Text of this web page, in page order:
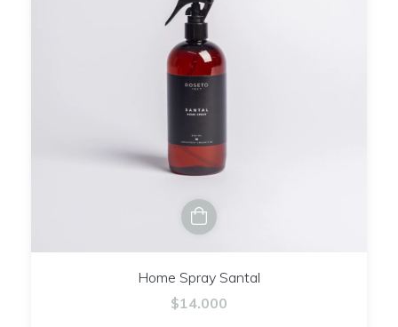
Home Spray Santal
$14.000